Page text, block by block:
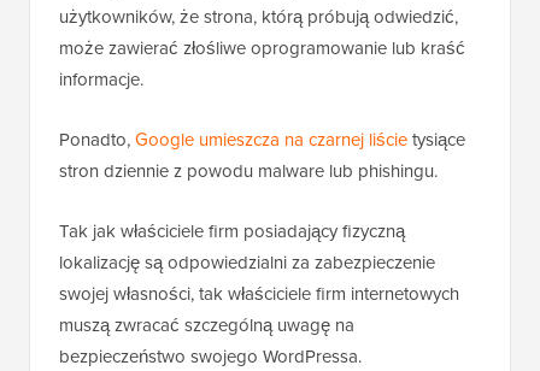
użytkowników, że strona, którą próbują odwiedzić,
może zawierać złośliwe oprogramowanie lub kraść
informacje.
Ponadto,Google umieszcza na czarnej liścietysiące
stron dziennie z powodu malware lub phishingu.
Tak jak właściciele firm posiadający fizyczną
lokalizację są odpowiedzialni za zabezpieczenie
swojej własności, tak właściciele firm internetowych
muszą zwracać szczególną uwagę na
bezpieczeństwo swojego WordPressa.